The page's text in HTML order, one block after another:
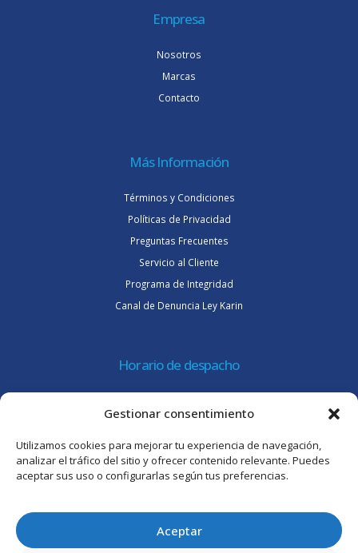
Gestionar consentimiento
Utilizamos cookies para mejorar tu experiencia de navegación,
analizar el tráfico del sitio y ofrecer contenido relevante. Puedes
aceptar sus uso o configurarlas según tus preferencias.
Aceptar
Empresa
Nosotros
Marcas
Contacto
Más Información
Términos y Condiciones
Políticas de Privacidad
Preguntas Frecuentes
Servicio al Cliente
Programa de Integridad
Canal de Denuncia Ley Karin
Horario de despacho
Viernes 8:30 a 15:30 hrs.
Atención al cliente
Lunes a jueves de 09:00 a 17:45 hrs.